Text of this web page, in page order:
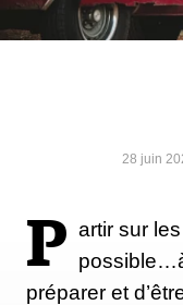
28 juin
P artir sur
préparer et